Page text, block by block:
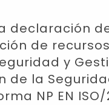
declaración
de
y
de la
NP EN